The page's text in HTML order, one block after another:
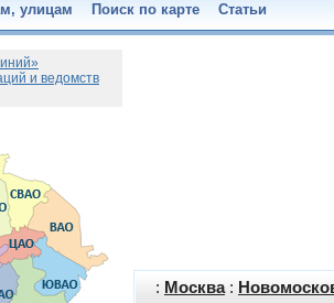
улицам Поиск по карте Статьи
: Москва:
и ведомств